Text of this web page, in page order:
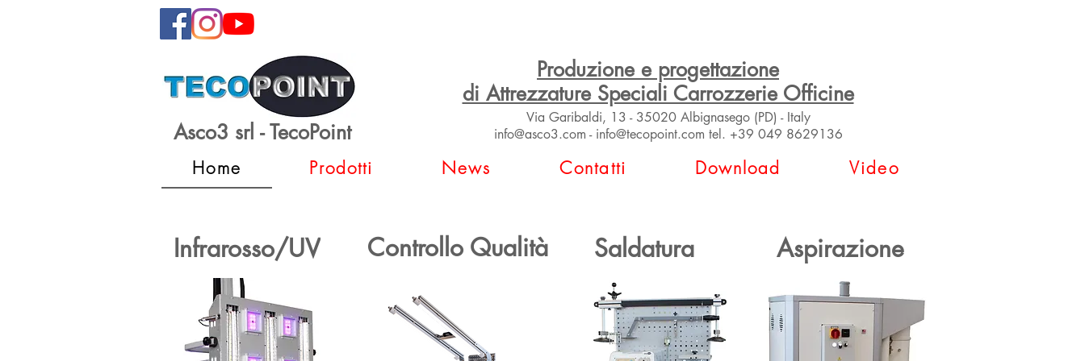
Produzione e progettazione
di Attrezzature Speciali Carrozzerie Officine
Via Garibaldi, 13 - 35020 Albignasego (PD) - Italy
info@asco3.com - info@tecopoint.com tel. +39 049 8629136
Home Prodotti News Contatti Download Video
Asco3 srl - TecoPoint
Infrarosso/UV Controllo Qualità Saldatura Aspirazione